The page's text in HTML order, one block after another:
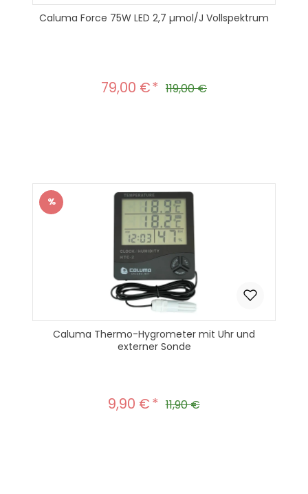
Caluma Force 75W LED 2,7 µmol/J Vollspektrum
Verkaufspreis:
79,00 € Regulärer Preis:
119,00 €
Rabatt
%
Caluma Thermo-Hygrometer mit Uhr und
externer Sonde
Verkaufspreis:
9,90 € Regulärer Preis:
11,90 €